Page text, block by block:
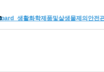
생활화학제품및살생물제의안전